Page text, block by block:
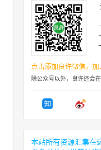
点击添加良许微信，
除公众号以外，良许还会
本站所有资源汇集在